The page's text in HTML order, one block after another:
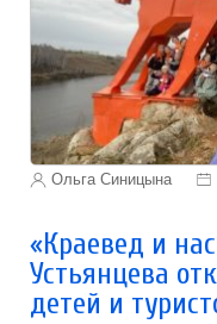
Ольга Синицына
«Краевед и
Устьянцева
детей и